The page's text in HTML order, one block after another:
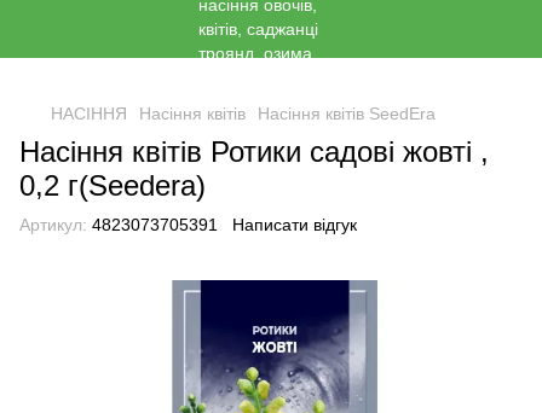
НАСІННЯ Насіння квітів Насіння квітів SeedEra
Насіння квітів Ротики садові жовті ,
0,2 г(Seedera)
Артикул: 4823073705391 Написати відгук